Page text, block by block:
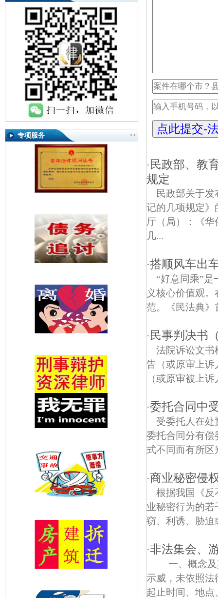
专项服务 >>
· 民政部、教
规定
民政部关于
记的几项规定》
厅（局）：《
几...
·搭顺风车出
“好意同乘”
义核心价值观
范。《民法典》
· 民事判决书
法院诉讼
告（或原审上
（或原审被上
·委托合同中
受委托人在
委托合同分有偿
式不同而有所
·商业秘密侵
根据我国《反
业秘密行为的
窃、利诱、胁迫
·非法集会、
一、概念及
示威，未依照
起止时间、地点